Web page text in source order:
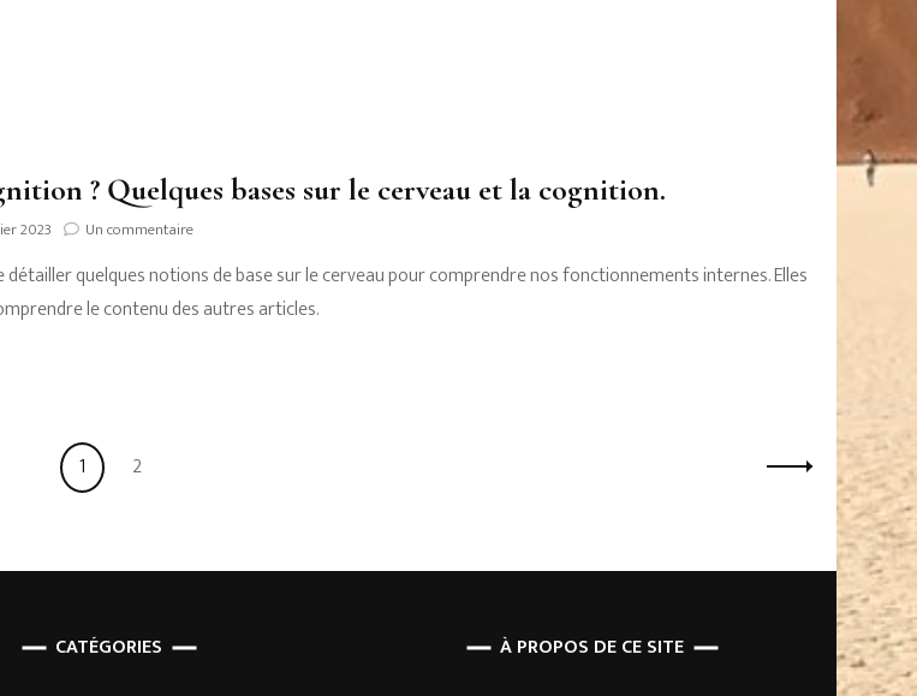
? Quelques bases sur le cerveau et la cognition.
2023 Un commentairesur
peu
de
détailler quelques notions de base sur le cerveau pour comprendre nos fonctionnements internes. Elles
le contenu des autres articles.
Page
1 Page
2
CATÉGORIES À PROPOS DE CE SITE